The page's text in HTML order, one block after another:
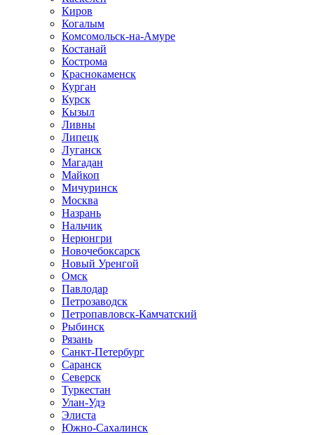
Киров
Когалым
Комсомольск-на-Амуре
Костанай
Кострома
Краснокаменск
Курган
Курск
Кызыл
Ливны
Липецк
Луганск
Магадан
Майкоп
Мичуринск
Москва
Назрань
Нальчик
Нерюнгри
Новочебоксарск
Новый Уренгой
Омск
Павлодар
Петрозаводск
Петропавловск-Камчатский
Рыбинск
Рязань
Санкт-Петербург
Саранск
Северск
Туркестан
Улан-Удэ
Элиста
Южно-Сахалинск